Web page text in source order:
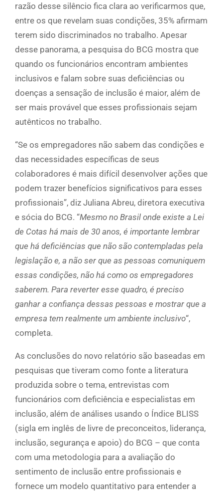
razão desse silêncio fica clara ao verificarmos que,
entre os que revelam suas condições, 35% afirmam
terem sido discriminados no trabalho. Apesar
desse panorama, a pesquisa do BCG mostra que
quando os funcionários encontram ambientes
inclusivos e falam sobre suas deficiências ou
doenças a sensação de inclusão é maior, além de
ser mais provável que esses profissionais sejam
autênticos no trabalho.
“Se os empregadores não sabem das condições e
das necessidades específicas de seus
colaboradores é mais difícil desenvolver ações que
podem trazer benefícios significativos para esses
profissionais”, diz Juliana Abreu, diretora executiva
e sócia do BCG. “Mesmo no Brasil onde existe a Lei
de Cotas há mais de 30 anos, é importante lembrar
que há deficiências que não são contempladas pela
legislação e, a não ser que as pessoas comuniquem
essas condições, não há como os empregadores
saberem. Para reverter esse quadro, é preciso
ganhar a confiança dessas pessoas e mostrar que a
empresa tem realmente um ambiente inclusivo“,
completa.
As conclusões do novo relatório são baseadas em
pesquisas que tiveram como fonte a literatura
produzida sobre o tema, entrevistas com
funcionários com deficiência e especialistas em
inclusão, além de análises usando o Índice BLISS
(sigla em inglês de livre de preconceitos, liderança,
inclusão, segurança e apoio) do BCG – que conta
com uma metodologia para a avaliação do
sentimento de inclusão entre profissionais e
fornece um modelo quantitativo para entender a